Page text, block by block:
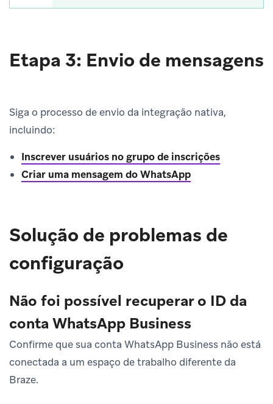
Etapa 3: Envio de mensagens
Siga o processo de envio da integração nativa,
incluindo:
Inscrever usuários no grupo de inscrições
Criar uma mensagem do WhatsApp
Solução de problemas de
configuração
Não foi possível recuperar o ID da
conta WhatsApp Business
Confirme que sua conta WhatsApp Business não está
conectada a um espaço de trabalho diferente da
Braze.